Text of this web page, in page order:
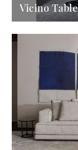
Vicino Table